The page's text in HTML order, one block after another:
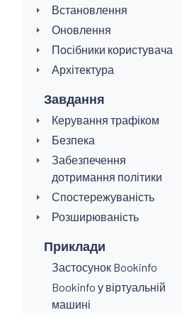
Встановлення
Оновлення
Посібники користувача
Архітектура
Завдання
Керування трафіком
Безпека
Забезпечення
дотримання політики
Спостережуваність
Розширюваність
Приклади
Застосунок Bookinfo
Bookinfo у віртуальній
машині